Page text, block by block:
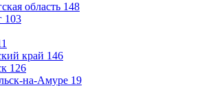
область 148
103
край 146
126
на-Амуре 19